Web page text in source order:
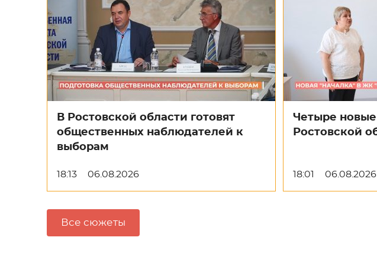
В Ростовской области готовят
общественных наблюдателей к
выборам
18:13 06.08.2026
Четыре
Ростовской
18:01 06.08.2026
Все сюжеты